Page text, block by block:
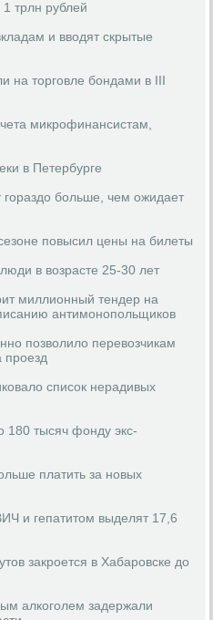
трлн рублей
и вводят скрытые
на торговле бондами в III
микрофинансистам,
в Петербурге
гораздо больше, чем ожидает
повысил цены на билеты
в возрасте 25-30 лет
миллионный тендер на
антимонопольщиков
позволило перевозчикам
проезд
список нерадивых
180 тысяч фонду экс-
платить за новых
и гепатитом выделят 17,6
закроется в Хабаровске до
алкоголем задержали